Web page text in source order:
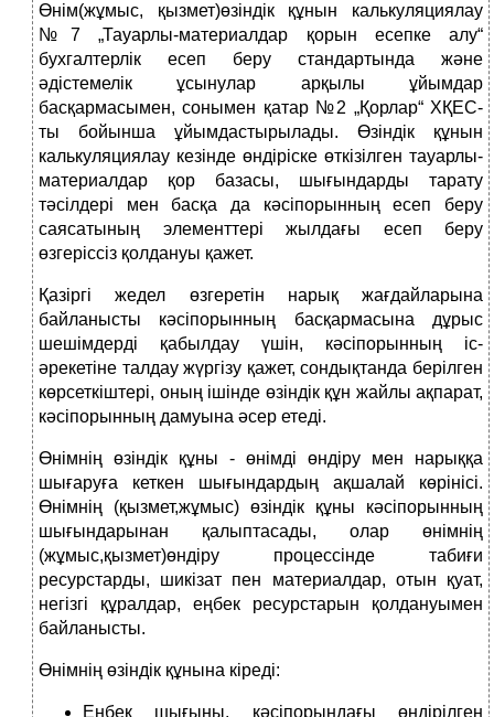
Өнім(жұмыс, қызмет)өзіндік құнын калькуляциялау
№7 „Тауарлы-материалдар қорын есепке алу“
бухгалтерлік есеп беру стандартында және
әдістемелік ұсынулар арқылы ұйымдар
басқармасымен, сонымен қатар №2 „Қорлар“ ХҚЕС-
ты бойынша ұйымдастырылады. Өзіндік құнын
калькуляциялау кезінде өндіріске өткізілген тауарлы-
материалдар қор базасы, шығындарды тарату
тәсілдері мен басқа да кәсіпорынның есеп беру
саясатының элементтері жылдағы есеп беру
өзгеріссіз қолдануы қажет.
Қазіргі жедел өзгеретін нарық жағдайларына
байланысты кәсіпорынның басқармасына дұрыс
шешімдерді қабылдау үшін, кәсіпорынның іс-
әрекетіне талдау жүргізу қажет, сондықтанда берілген
көрсеткіштері, оның ішінде өзіндік құн жайлы ақпарат,
кәсіпорынның дамуына әсер етеді.
Өнімнің өзіндік құны - өнімді өндіру мен нарыққа
шығаруға кеткен шығындардың ақшалай көрінісі.
Өнімнің (қызмет,жұмыс) өзіндік құны кәсіпорынның
шығындарынан қалыптасады, олар өнімнің
(жұмыс,қызмет)өндіру процессінде табиғи
ресурстарды, шикізат пен материалдар, отын қуат,
негізгі құралдар, еңбек ресурстарын қолдануымен
байланысты.
Өнімнің өзіндік құнына кіреді:
Еңбек шығыны, кәсіпорындағы өндірілген